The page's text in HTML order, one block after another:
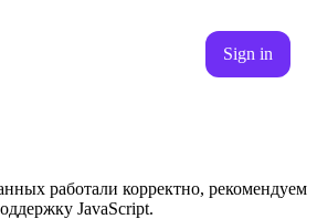
Sign in
работали корректно, рекомендуем
JavaScript.